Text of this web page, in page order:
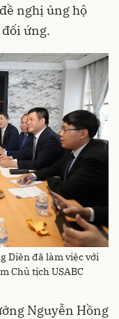
nghị ủng hộ
ứng.
Diên đã làm việc với
Chủ tịch USABC
Nguyễn Hồng